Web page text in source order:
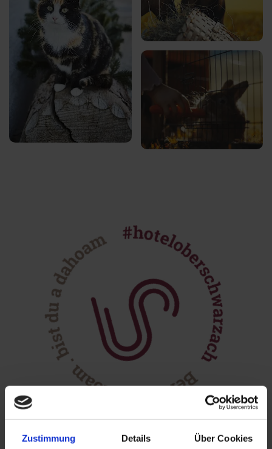
Zustimmung Details Über Cookies